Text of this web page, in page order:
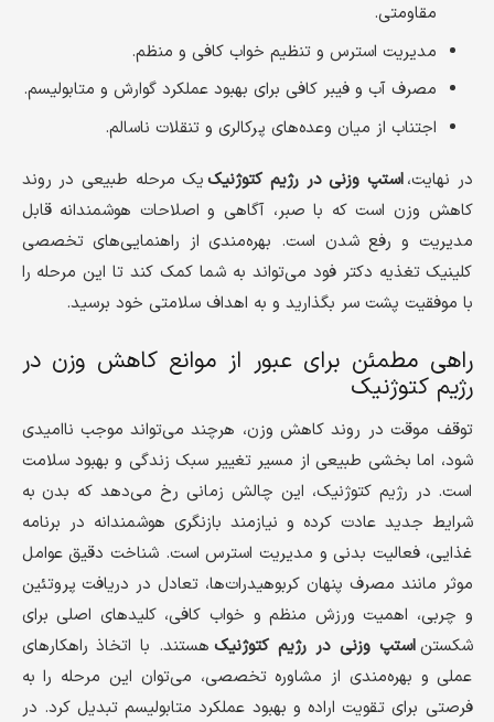
مقاومتی.
مدیریت استرس و تنظیم خواب کافی و منظم.
مصرف آب و فیبر کافی برای بهبود عملکرد گوارش و متابولیسم.
اجتناب از میان وعده‌های پرکالری و تنقلات ناسالم.
در نهایت،استپ وزنی در رژیم کتوژنیکیک مرحله طبیعی در روند
کاهش وزن است که با صبر، آگاهی و اصلاحات هوشمندانه قابل
مدیریت و رفع شدن است. بهره‌مندی از راهنمایی‌های تخصصی
کلینیک تغذیه دکتر فود می‌تواند به شما کمک کند تا این مرحله را
با موفقیت پشت سر بگذارید و به اهداف سلامتی خود برسید.
راهی مطمئن برای عبور از موانع کاهش وزن در
رژیم کتوژنیک
توقف موقت در روند کاهش وزن، هرچند می‌تواند موجب ناامیدی
شود، اما بخشی طبیعی از مسیر تغییر سبک زندگی و بهبود سلامت
است. در رژیم کتوژنیک، این چالش زمانی رخ می‌دهد که بدن به
شرایط جدید عادت کرده و نیازمند بازنگری هوشمندانه در برنامه
غذایی، فعالیت بدنی و مدیریت استرس است. شناخت دقیق عوامل
موثر مانند مصرف پنهان کربوهیدرات‌ها، تعادل در دریافت پروتئین
و چربی، اهمیت ورزش منظم و خواب کافی، کلیدهای اصلی برای
شکستناستپ وزنی در رژیم کتوژنیک هستند. با اتخاذ راهکارهای
عملی و بهره‌مندی از مشاوره تخصصی، می‌توان این مرحله را به
فرصتی برای تقویت اراده و بهبود عملکرد متابولیسم تبدیل کرد. در